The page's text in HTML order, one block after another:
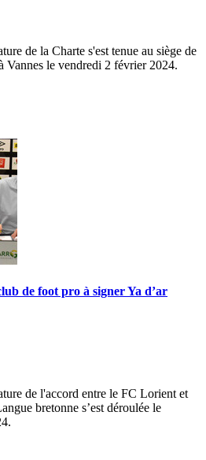
de la Charte s'est tenue au siège de
le vendredi 2 février 2024.
de foot pro à signer Ya d’ar
de l'accord entre le FC Lorient et
bretonne s’est déroulée le